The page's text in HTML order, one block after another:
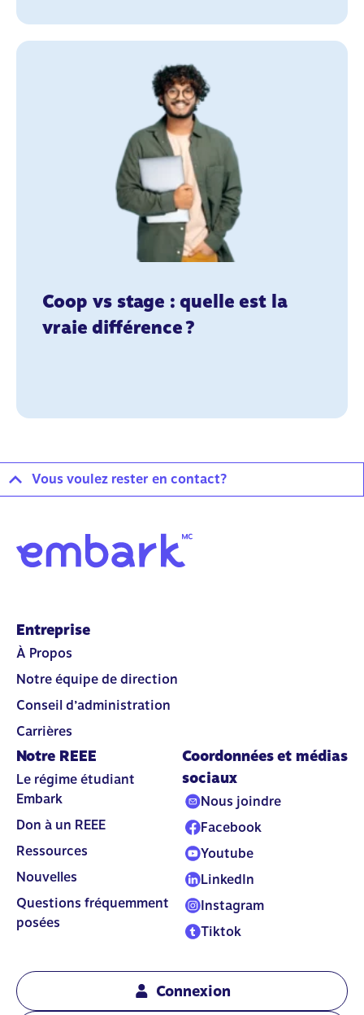
Coop vs stage : quelle est la
vraie différence ?
Vous voulez rester en contact?
Entreprise
À Propos
Notre équipe de direction
Conseil d’administration
Carrières
Notre REEE
Le régime étudiant
Embark
Don à un REEE
Ressources
Nouvelles
Questions fréquemment
posées
Coordonnées et médias
sociaux
Nous joindre
Facebook
Youtube
LinkedIn
Instagram
Tiktok
Connexion